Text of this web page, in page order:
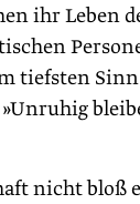
ihr Leben
tiefsten
nicht bloß